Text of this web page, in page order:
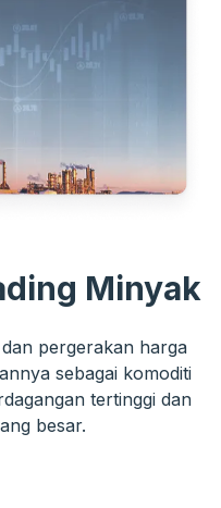
Minyak
pergerakan harga
sebagai komoditi
tertinggi dan
besar.